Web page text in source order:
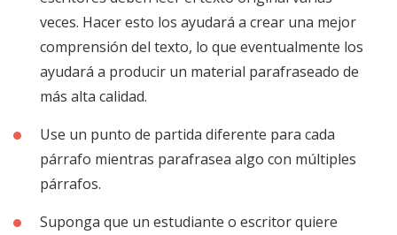
veces. Hacer esto los ayudará a crear una mejor
comprensión del texto, lo que eventualmente los
ayudará a producir un material parafraseado de
más alta calidad.
Use un punto de partida diferente para cada
párrafo mientras parafrasea algo con múltiples
párrafos.
Suponga que un estudiante o escritor quiere